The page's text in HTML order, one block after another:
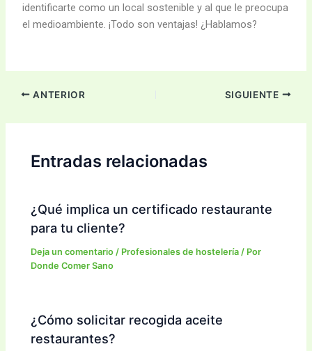
identificarte como un local sostenible y al que le preocupa
el medioambiente. ¡Todo son ventajas! ¿Hablamos?
ANTERIOR SIGUIENTE
Entradas relacionadas
¿Qué implica un certificado restaurante
para tu cliente?
Deja un comentario / Profesionales de hostelería / Por
Donde Comer Sano
¿Cómo solicitar recogida aceite
restaurantes?